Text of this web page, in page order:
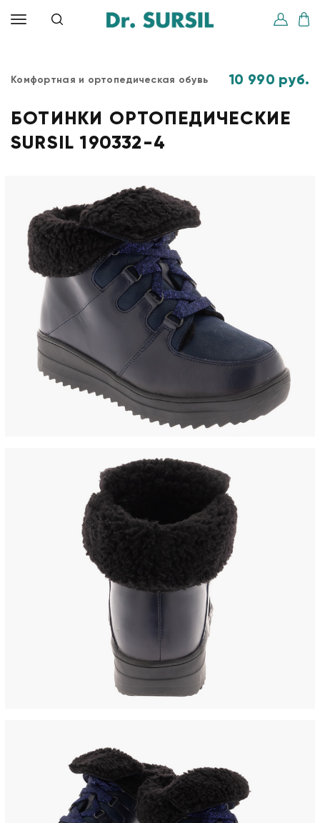
Комфортная и ортопедическая обувь 10 990 руб.
БОТИНКИ ОРТОПЕДИЧЕСКИЕ
SURSIL 190332-4